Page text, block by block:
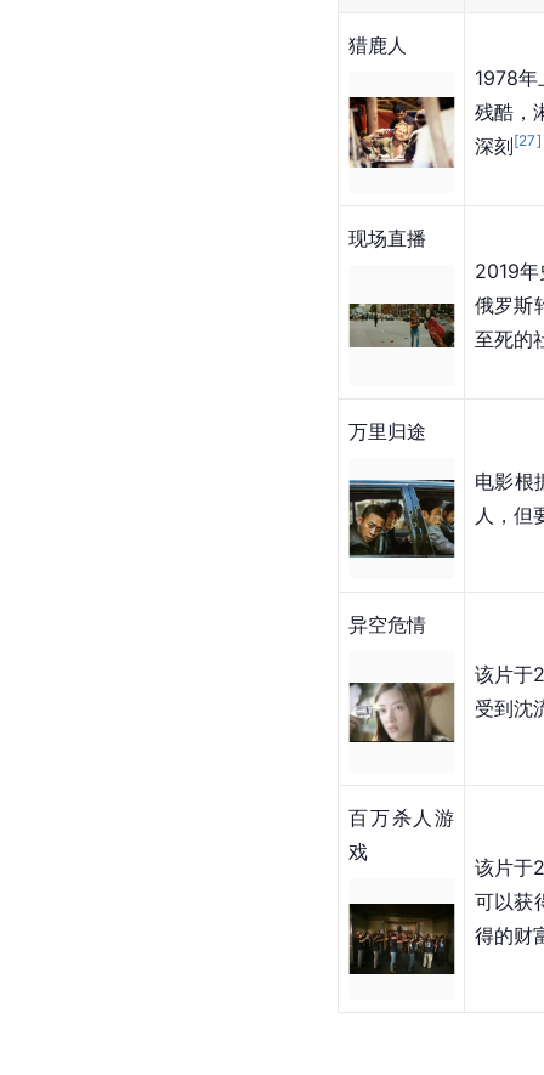
猎鹿人
1978年
残酷，
深刻[27]
现场直播
2019年
俄罗斯
至死的
万里归途
电影根
人，但
异空危情
该片于
受到沈
百万杀人游
戏
该片于
可以获
得的财